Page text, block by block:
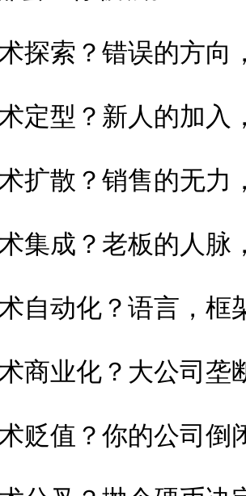
探索？错误的方向
定型？新人的加入
扩散？销售的无力
集成？老板的人脉
自动化？语言，框
商业化？大公司垄
贬值？你的公司倒